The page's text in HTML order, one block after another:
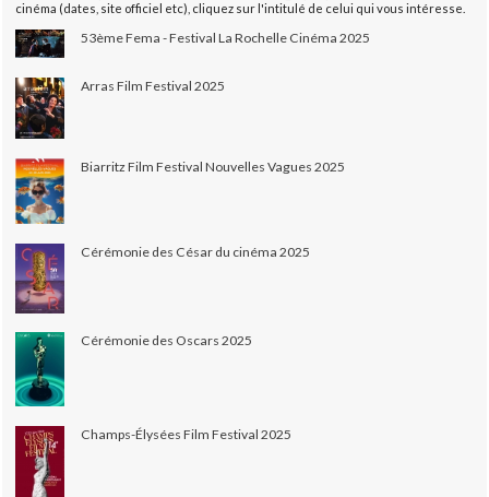
cinéma (dates, site officiel etc), cliquez sur l'intitulé de celui qui vous intéresse.
53ème Fema - Festival La Rochelle Cinéma 2025
Arras Film Festival 2025
Biarritz Film Festival Nouvelles Vagues 2025
Cérémonie des César du cinéma 2025
Cérémonie des Oscars 2025
Champs-Élysées Film Festival 2025